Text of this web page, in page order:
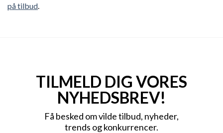
på tilbud.
TILMELD DIG VORES
NYHEDSBREV!
Få besked om vilde tilbud, nyheder,
trends og konkurrencer.